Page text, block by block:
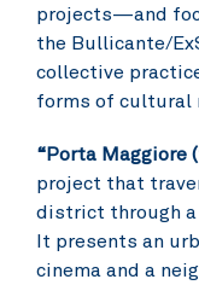
projects—and
the Bullicante/
collective
forms of cultural
“Porta Maggiore
project that
district through
It presents an
cinema and a